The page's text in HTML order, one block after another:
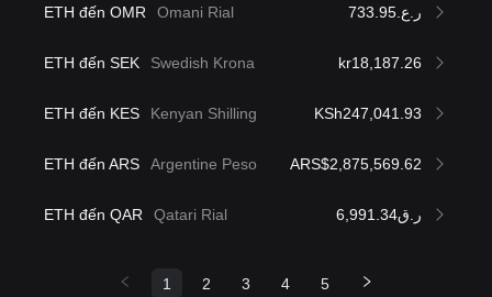
ETH đến OMR Omani Rial ر.ع.733.95
ETH đến SEK Swedish Krona kr18,187.26
ETH đến KES Kenyan Shilling KSh247,041.93
ETH đến ARS Argentine Peso ARS$2,875,569.62
ETH đến QAR Qatari Rial ر.ق6,991.34
1 2 3 4 5